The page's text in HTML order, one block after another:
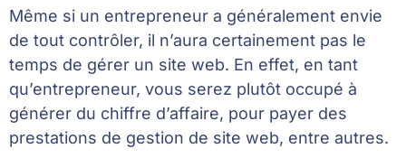
Même si un entrepreneur a généralement envie
de tout contrôler, il n’aura certainement pas le
temps de gérer un site web. En effet, en tant
qu’entrepreneur, vous serez plutôt occupé à
générer du chiffre d’affaire, pour payer des
prestations de gestion de site web, entre autres.